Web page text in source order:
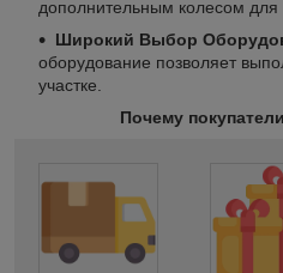
дополнительным колесом
Широкий Выбор
оборудование позволяет
участке.
Почему